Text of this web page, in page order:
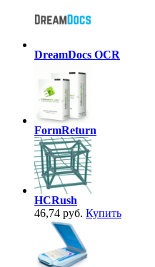
DreamDocs OCR
FormReturn
HCRush
46,74 руб. Купить